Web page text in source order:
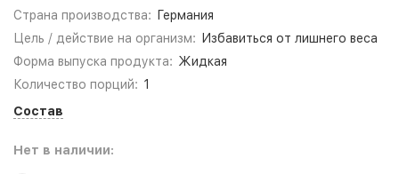
Страна производства:
Германия
Цель / действие на организм:
Избавиться от лишнего веса
Форма выпуска продукта: Жидкая
Количество порций: 1
Состав
Нет в наличии: